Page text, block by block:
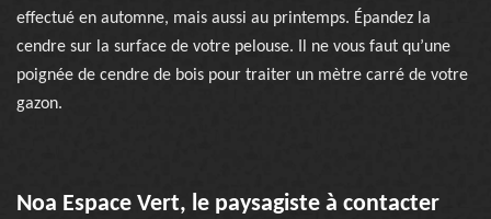
effectué en automne, mais aussi au printemps. Épandez la
cendre sur la surface de votre pelouse. Il ne vous faut qu’une
poignée de cendre de bois pour traiter un mètre carré de votre
gazon.
Noa Espace Vert, le paysagiste à contacter